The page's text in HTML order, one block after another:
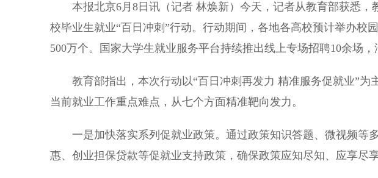
本报北京6月8日讯（记者 林焕新）今天，记者从教育部获悉，
校毕业生就业“百日冲刺”行动。行动期间，各地各高校预计举办校
500万个。国家大学生就业服务平台持续推出线上专场招聘10余场，
教育部指出，本次行动以“百日冲刺再发力 精准服务促就业”为
当前就业工作重点难点，从七个方面精准靶向发力。
一是加快落实系列促就业政策。通过政策知识答题、微视频等
惠、创业担保贷款等促就业支持政策，确保政策应知尽知、应享尽享